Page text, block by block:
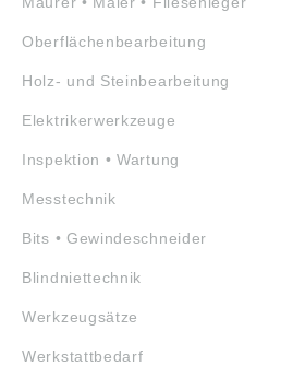
Oberflächenbearbeitung
Holz- und Steinbearbeitung
Elektrikerwerkzeuge
Inspektion • Wartung
Messtechnik
Bits • Gewindeschneider
Blindniettechnik
Werkzeugsätze
Werkstattbedarf